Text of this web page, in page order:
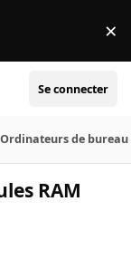
×
Se connecter
Ordinateurs de bureau
RAM